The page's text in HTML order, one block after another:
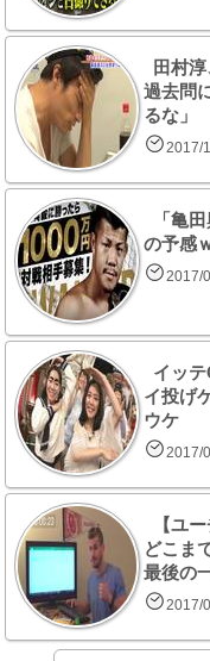
田村
過去問
るな」
2017/
「亀
の予感
2017/
イッ
イ投げ
ウケ
2017/
【ユ
どこま
最後の
2017/